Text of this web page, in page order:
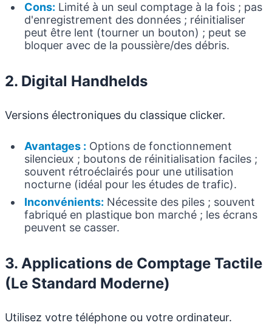
Cons: Limité à un seul comptage à la fois ; pas
d'enregistrement des données ; réinitialiser
peut être lent (tourner un bouton) ; peut se
bloquer avec de la poussière/des débris.
2. Digital Handhelds
Versions électroniques du classique clicker.
Avantages : Options de fonctionnement
silencieux ; boutons de réinitialisation faciles ;
souvent rétroéclairés pour une utilisation
nocturne (idéal pour les études de trafic).
Inconvénients: Nécessite des piles ; souvent
fabriqué en plastique bon marché ; les écrans
peuvent se casser.
3. Applications de Comptage Tactile
(Le Standard Moderne)
Utilisez votre téléphone ou votre ordinateur.